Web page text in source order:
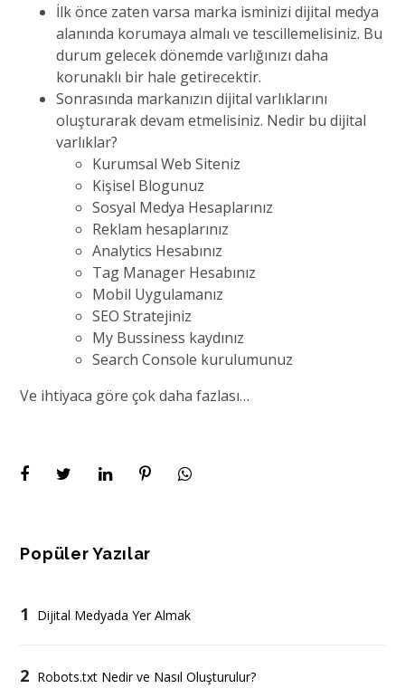
İlk önce zaten varsa marka isminizi dijital medya
alanında korumaya almalı ve tescillemelisiniz. Bu
durum gelecek dönemde varlığınızı daha
korunaklı bir hale getirecektir.
Sonrasında markanızın dijital varlıklarını
oluşturarak devam etmelisiniz. Nedir bu dijital
varlıklar?
Kurumsal Web Siteniz
Kişisel Blogunuz
Sosyal Medya Hesaplarınız
Reklam hesaplarınız
Analytics Hesabınız
Tag Manager Hesabınız
Mobil Uygulamanız
SEO Stratejiniz
My Bussiness kaydınız
Search Console kurulumunuz
Ve ihtiyaca göre çok daha fazlası…
Popüler Yazılar
1 Dijital Medyada Yer Almak
2 Robots.txt Nedir ve Nasıl Oluşturulur?